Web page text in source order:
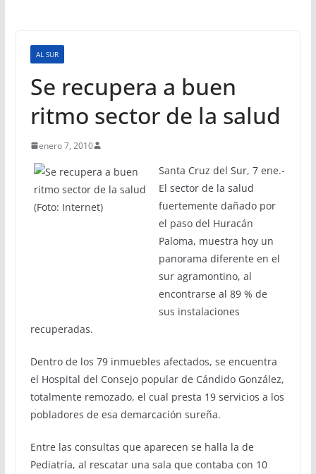
AL SUR
Se recupera a buen
ritmo sector de la salud
enero 7, 2010
Santa Cruz del Sur, 7 ene.-
El sector de la salud
fuertemente dañado por
el paso del Huracán
Paloma, muestra hoy un
panorama diferente en el
sur agramontino, al
encontrarse al 89 % de
sus instalaciones
recuperadas.
Dentro de los 79 inmuebles afectados, se encuentra
el Hospital del Consejo popular de Cándido González,
totalmente remozado, el cual presta 19 servicios a los
pobladores de esa demarcación sureña.
Entre las consultas que aparecen se halla la de
Pediatría, al rescatar una sala que contaba con 10